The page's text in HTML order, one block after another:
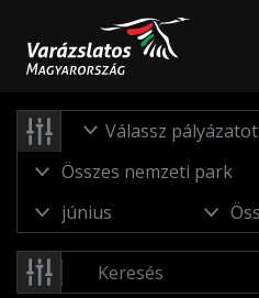
Válassz pályázatot